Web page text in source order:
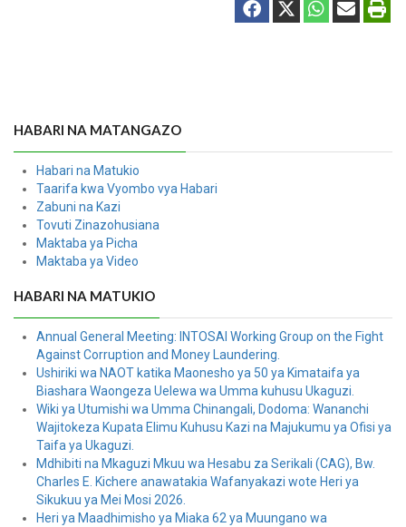
HABARI NA MATANGAZO
Habari na Matukio
Taarifa kwa Vyombo vya Habari
Zabuni na Kazi
Tovuti Zinazohusiana
Maktaba ya Picha
Maktaba ya Video
HABARI NA MATUKIO
Annual General Meeting: INTOSAI Working Group on the Fight
Against Corruption and Money Laundering.
Ushiriki wa NAOT katika Maonesho ya 50 ya Kimataifa ya
Biashara Waongeza Uelewa wa Umma kuhusu Ukaguzi.
Wiki ya Utumishi wa Umma Chinangali, Dodoma: Wananchi
Wajitokeza Kupata Elimu Kuhusu Kazi na Majukumu ya Ofisi ya
Taifa ya Ukaguzi.
Mdhibiti na Mkaguzi Mkuu wa Hesabu za Serikali (CAG), Bw.
Charles E. Kichere anawatakia Wafanyakazi wote Heri ya
Sikukuu ya Mei Mosi 2026.
Heri ya Maadhimisho ya Miaka 62 ya Muungano wa